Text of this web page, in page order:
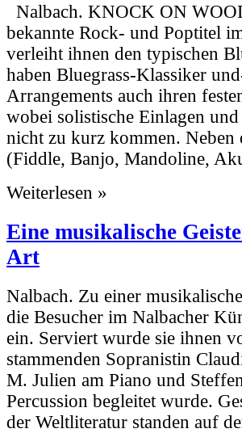
Nalbach. KNOCK ON
bekannte Rock- und Poptitel
verleiht ihnen den typischen
haben Bluegrass-Klassiker
Arrangements auch ihren
wobei solistische Einlagen
nicht zu kurz kommen. Neben
(Fiddle, Banjo, Mandoline,
Weiterlesen »
Eine musikalische
Art
Nalbach. Zu einer
die Besucher im Nalbacher
ein. Serviert wurde sie ihnen
stammenden Sopranistin
M. Julien am Piano und
Percussion begleitet wurde.
der Weltliteratur standen auf